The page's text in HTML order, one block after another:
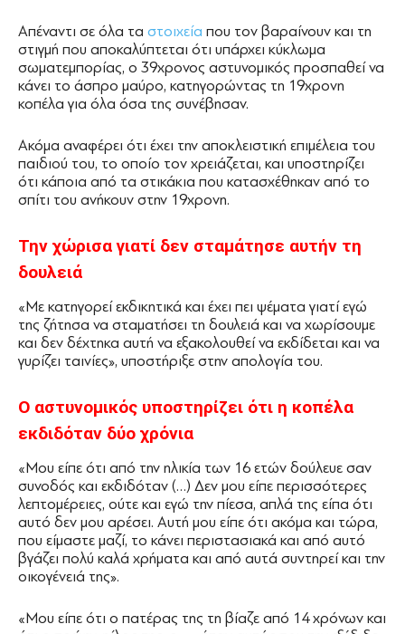
Απέναντι σε όλα τα στοιχεία που τον βαραίνουν και τη
στιγμή που αποκαλύπτεται ότι υπάρχει κύκλωμα
σωματεμπορίας, ο 39χρονος αστυνομικός προσπαθεί να
κάνει το άσπρο μαύρο, κατηγορώντας τη 19χρονη
κοπέλα για όλα όσα της συνέβησαν.
Ακόμα αναφέρει ότι έχει την αποκλειστική επιμέλεια του
παιδιού του, το οποίο τον χρειάζεται, και υποστηρίζει
ότι κάποια από τα στικάκια που κατασχέθηκαν από το
σπίτι του ανήκουν στην 19χρονη.
Την χώρισα γιατί δεν σταμάτησε αυτήν τη
δουλειά
«Με κατηγορεί εκδικητικά και έχει πει ψέματα γιατί εγώ
της ζήτησα να σταματήσει τη δουλειά και να χωρίσουμε
και δεν δέχτηκα αυτή να εξακολουθεί να εκδίδεται και να
γυρίζει ταινίες», υποστήριξε στην απολογία του.
Ο αστυνομικός υποστηρίζει ότι η κοπέλα
εκδιδόταν δύο χρόνια
«Μου είπε ότι από την ηλικία των 16 ετών δούλευε σαν
συνοδός και εκδιδόταν (…) Δεν μου είπε περισσότερες
λεπτομέρειες, ούτε και εγώ την πίεσα, απλά της είπα ότι
αυτό δεν μου αρέσει. Αυτή μου είπε ότι ακόμα και τώρα,
που είμαστε μαζί, το κάνει περιστασιακά και από αυτό
βγάζει πολύ καλά χρήματα και από αυτά συντηρεί και την
οικογένειά της».
«Μου είπε ότι ο πατέρας της τη βίαζε από 14 χρόνων και